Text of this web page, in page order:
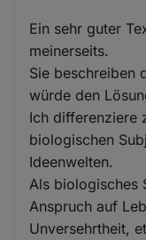
Ein sehr guter
meinerseits.
Sie beschreiben
würde den
Ich differenziere
biologischen
Ideenwelten.
Als biologisches
Anspruch auf
Unversehrtheit,